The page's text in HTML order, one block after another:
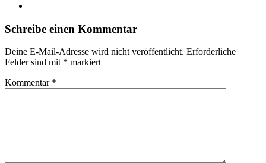
Schreibe einen Kommentar
Deine E-Mail-Adresse wird nicht veröffentlicht. Erforderliche
Felder sind mit * markiert
Kommentar *